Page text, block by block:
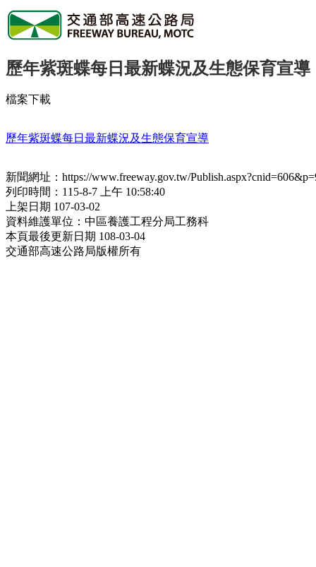
歷年紫斑蝶每日最新蝶況及生態保育宣導
檔案下載
歷年紫斑蝶每日最新蝶況及生態保育宣導
新聞網址：https://www.freeway.gov.tw/
列印時間：115-8-7 上午 10:58:40
上架日期 107-03-02
資料維護單位：中區養護工程分局工務科
本頁最後更新日期 108-03-04
交通部高速公路局版權所有